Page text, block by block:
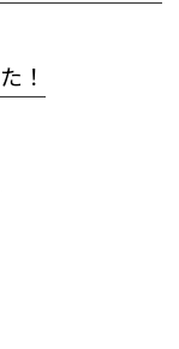
！